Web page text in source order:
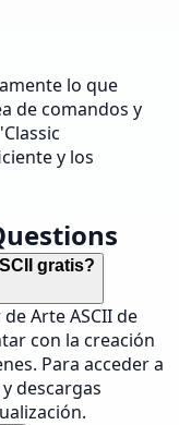
lo que
de comandos y
y los
gratis?
Arte ASCII de
con la creación
Para acceder a
descargas